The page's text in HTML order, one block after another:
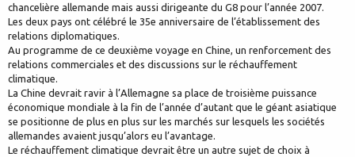
chancelière allemande mais aussi dirigeante du G8 pour l’année 2007.
Les deux pays ont célébré le 35e anniversaire de l’établissement des
relations diplomatiques.
Au programme de ce deuxième voyage en Chine, un renforcement des
relations commerciales et des discussions sur le réchauffement
climatique.
La Chine devrait ravir à l’Allemagne sa place de troisième puissance
économique mondiale à la fin de l’année d’autant que le géant asiatique
se positionne de plus en plus sur les marchés sur lesquels les sociétés
allemandes avaient jusqu’alors eu l’avantage.
Le réchauffement climatique devrait être un autre sujet de choix à